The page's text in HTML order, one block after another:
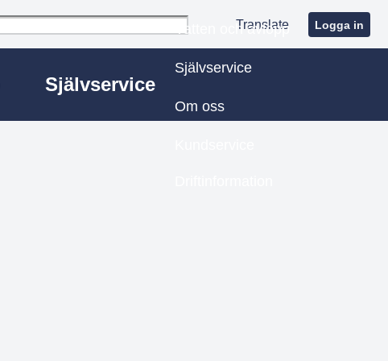
Translate Logga in
Självservice
Vatten och avlopp
Självservice
Om oss